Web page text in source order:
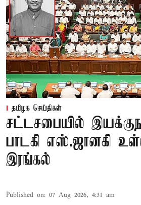
தமிழக செய்திகள்
சட்டசபையில்
பாடகி எஸ்.ஜானகி
இரங்கல்
Published on: 07 Aug 2026, 4:31 am